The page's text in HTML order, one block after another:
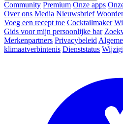
Community Premium Onze apps
Over ons Media Nieuwsbrief
Voeg een recept toe Cocktailmaker
Gids voor mijn persoonlijke bar
Merkenpartners Privacybeleid
klimaatverbintenis Dienststatus